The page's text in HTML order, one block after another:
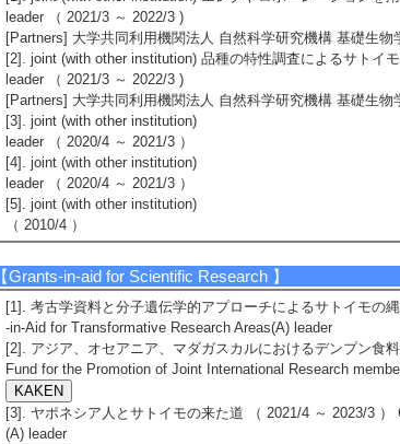
leader （ 2021/3 ～ 2022/3 )
[Partners] 大学共同利用機関法人 自然科学研究機構 基礎生
[2]. joint (with other institution) 品種の特性調査によるサトイ
leader （ 2021/3 ～ 2022/3 )
[Partners] 大学共同利用機関法人 自然科学研究機構 基礎生
[3]. joint (with other institution)
leader （ 2020/4 ～ 2021/3 ）
[4]. joint (with other institution)
leader （ 2020/4 ～ 2021/3 ）
[5]. joint (with other institution)
（ 2010/4 ）
【Grants-in-aid for Scientific Research 】
[1]. 考古学資料と分子遺伝学的アプローチによるサトイモの
-in-Aid for Transformative Research Areas(A) leader
[2]. アジア、オセアニア、マダガスカルにおけるデンプン食
Fund for the Promotion of Joint International Research
[3]. ヤポネシア人とサトイモの来た道 （ 2021/4 ～ 2023/3
(A) leader